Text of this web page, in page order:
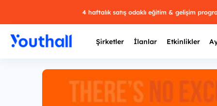
4 haftalık satış odaklı eğitim & gelişim
Şirketler İlanlar Etkinlikler